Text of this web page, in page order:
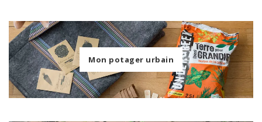
Mon potager urbain